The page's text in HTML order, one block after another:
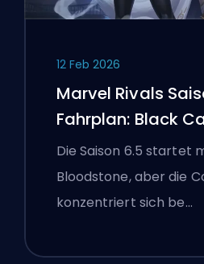
12 Feb 2026
Marvel Rivals
Fahrplan: Black
und das
Manhattan Event
Die Saison 6.5 startet
Bloodstone, aber die
konzentriert sich be…